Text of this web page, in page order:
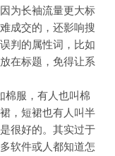
为长袖流量更大标
成交的，还影响搜
判的属性词，比如
在标题，免得让系
服，有人也叫棉
，短裙也有人叫半
很好的。其实过于
软件或人都知道怎